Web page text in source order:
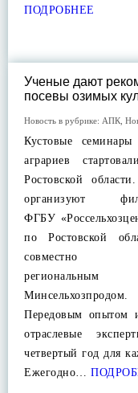
ПОДРОБНЕЕ
Ученые дают
посевы озимых
Новость в рубрике: АПК
Кустовые семинары
аграриев
Ростовской
организуют
ФГБУ
по Ростовской
региональным
Минсельхозпродом.
Передовым опытом
отраслевые
четвертый год для
Ежегодно…